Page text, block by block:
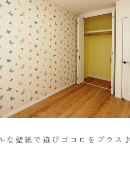
な壁紙で遊びゴコロをプラス♪